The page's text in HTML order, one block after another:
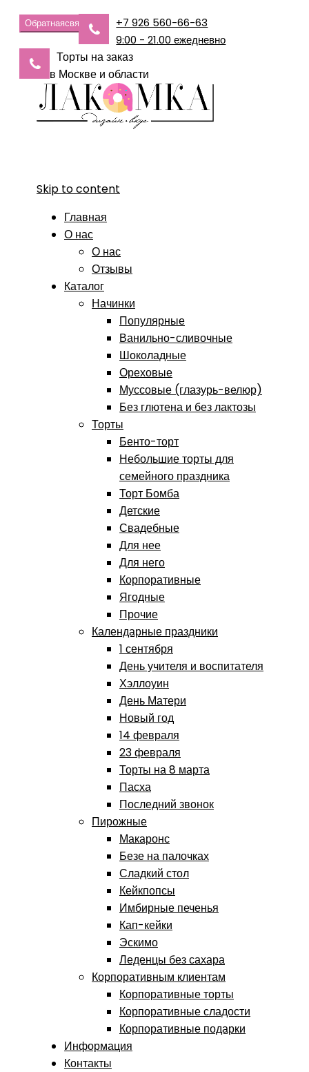
Обратнаясвязь
+7 926 560-66-63
9:00 - 21.00 ежедневно
Торты на заказ
в Москве и области
Skip to content
Главная
О нас
О нас
Отзывы
Каталог
Начинки
Популярные
Ванильно-сливочные
Шоколадные
Ореховые
Муссовые (глазурь-велюр)
Без глютена и без лактозы
Торты
Бенто-торт
Небольшие торты для
семейного праздника
Торт Бомба
Детские
Свадебные
Для нее
Для него
Корпоративные
Ягодные
Прочие
Календарные праздники
1 сентября
День учителя и воспитателя
Хэллоуин
День Матери
Новый год
14 февраля
23 февраля
Торты на 8 марта
Пасха
Последний звонок
Пирожные
Макаронс
Безе на палочках
Сладкий стол
Кейкпопсы
Имбирные печенья
Кап-кейки
Эскимо
Леденцы без сахара
Корпоративным клиентам
Корпоративные торты
Корпоративные сладости
Корпоративные подарки
Информация
Контакты